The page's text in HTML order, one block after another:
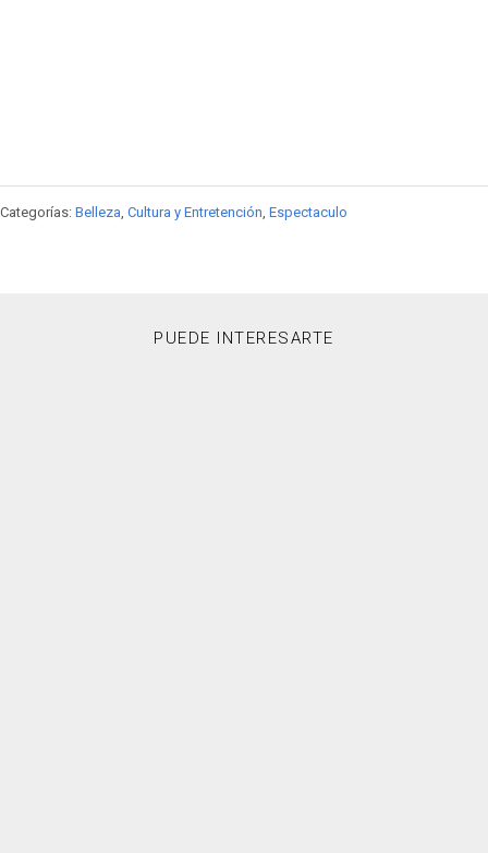
Categorías: Belleza Cultura y Entretención Espectaculo
PUEDE INTERESARTE